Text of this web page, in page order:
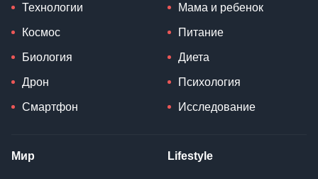
Технологии
Космос
Биология
Дрон
Смартфон
Мама и ребенок
Питание
Диета
Психология
Исследование
Мир Lifestyle